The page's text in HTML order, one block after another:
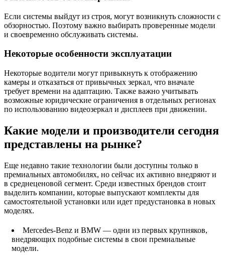
Если системы выйдут из строя, могут возникнуть сложности с
обзорностью. Поэтому важно выбирать проверенные модели
и своевременно обслуживать системы.
Некоторые особенности эксплуатации
Некоторые водители могут привыкнуть к отображению
камеры и отказаться от привычных зеркал, что вначале
требует времени на адаптацию. Также важно учитывать
возможные юридические ограничения в отдельных регионах
по использованию видеозеркал и дисплеев при движении.
Какие модели и производители сегодня
представлены на рынке?
Еще недавно такие технологии были доступны только в
премиальных автомобилях, но сейчас их активно внедряют и
в среднеценовой сегмент. Среди известных брендов стоит
выделить компании, которые выпускают комплекты для
самостоятельной установки или идет предустановка в новых
моделях.
Mercedes-Benz и BMW — одни из первых крупняков,
внедряющих подобные системы в свои премиальные
модели.